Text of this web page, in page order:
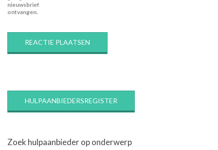
nieuwsbrief
ontvangen.
HULPAANBIEDERSREGISTER
Zoek hulpaanbieder op onderwerp